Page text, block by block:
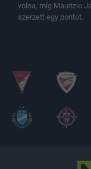
volna, míg Maurizio
szerzett egy pontot.